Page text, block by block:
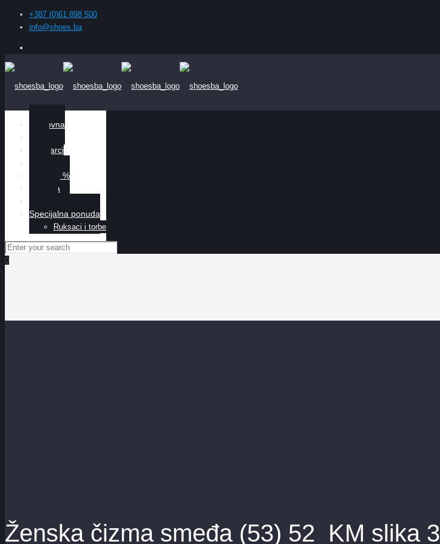
+387 (0)61 898 500
info@shoes.ba
Naslovna
Muškarci
Sniženo %
O nama
Specijalna ponuda
Ruksaci i torbe
0
Ženska čizma smeđa (53) 52_KM slika 3